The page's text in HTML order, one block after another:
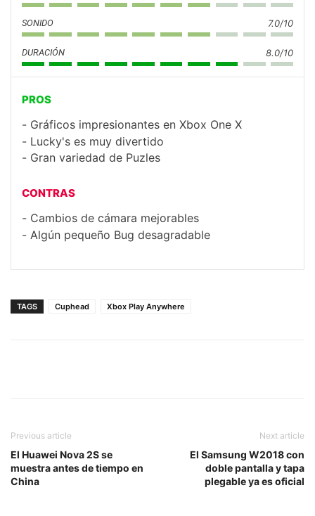
SONIDO 7.0/10
DURACIÓN 8.0/10
PROS
Gráficos impresionantes en Xbox One X
Lucky's es muy divertido
Gran variedad de Puzles
CONTRAS
Cambios de cámara mejorables
Algún pequeño Bug desagradable
TAGS Cuphead Xbox Play Anywhere
Previous article
El Huawei Nova 2S se
muestra antes de tiempo en
China
Next article
El Samsung W2018 con
doble pantalla y tapa
plegable ya es oficial